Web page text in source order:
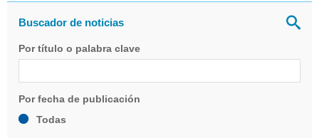
Por título o palabra clave
Todas